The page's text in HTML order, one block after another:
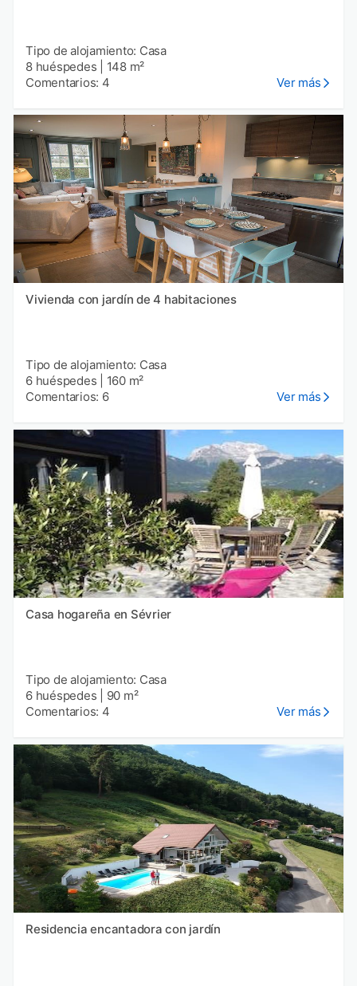
Tipo de alojamiento: Casa
8 huéspedes
148 m²
Comentarios: 4
Ver más
Vivienda con jardín de 4 habitaciones
Tipo de alojamiento: Casa
6 huéspedes
160 m²
Comentarios: 6
Ver más
Casa hogareña en Sévrier
Tipo de alojamiento: Casa
6 huéspedes
90 m²
Comentarios: 4
Ver más
Residencia encantadora con jardín